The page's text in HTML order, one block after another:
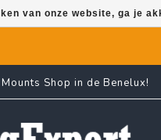
Shop in de Benelux!
van onze website, ga je